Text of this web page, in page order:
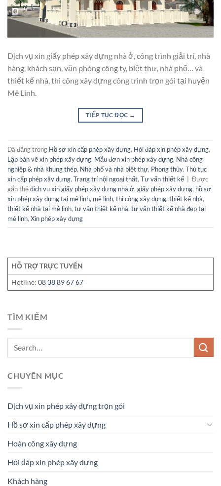
Dịch vụ xin giấy phép xây dựng nhà ở, công trình giải trí, nhà
hàng, khách sạn, văn phòng công ty, biệt thự, nhà phố… và
thiết kế nhà, thi công xây dựng công trình trọn gói tại huyện
Mê Linh.
TIẾP TỤC ĐỌC →
Đã đăng trong Hồ sơ xin cấp phép xây dựng, Hỏi đáp xin phép xây dựng,
Lập bản vẽ xin phép xây dựng, Mẫu đơn xin phép xây dựng, Nhà công
nghiệp & nhà khung thép, Nhà phố và nhà biệt thự, Phong thủy, Thủ tục
xin cấp phép xây dựng, Trang trí nội ngoại thất, Tư vấn thiết kế
Được
gắn thẻdịch vụ xin giấy phép xây dựng nhà ở, giấy phép xây dựng, hồ sơ
xin phép xây dựng tại mê linh, mê linh, thi công xây dựng, thiết kế nhà,
thiết kế nhà tại mê linh, tư vấn thiết kế nhà, tư vấn thiết kế nhà đẹp tại
mê linh, Xin phép xây dựng
HỖ TRỢ TRỰC TUYẾN
Hotline:08 38 89 67 67
TÌM KIẾM
CHUYÊN MỤC
Dịch vụ xin phép xây dựng trọn gói
Hồ sơ xin cấp phép xây dựng
Hoàn công xây dựng
Hỏi đáp xin phép xây dựng
Khách hàng